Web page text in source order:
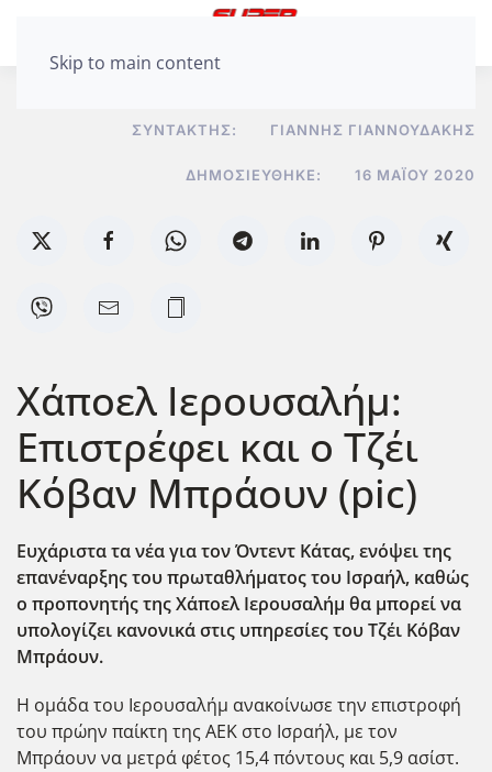
Skip to main content
ΣΥΝΤΆΚΤΗΣ: ΓΙΆΝΝΗΣ ΓΙΑΝΝΟΥΔΆΚΗΣ
ΔΗΜΟΣΙΕΎΘΗΚΕ: 16 ΜΑΪ́ΟΥ 2020
Χάποελ Ιερουσαλήμ:
Επιστρέφει και ο Τζέι
Κόβαν Μπράουν (pic)
Ευχάριστα τα νέα για τον Όντεντ Κάτας, ενόψει της
επανέναρξης του πρωταθλήματος του Ισραήλ, καθώς
ο προπονητής της Χάποελ Ιερουσαλήμ θα μπορεί να
υπολογίζει κανονικά στις υπηρεσίες του Τζέι Κόβαν
Μπράουν.
Η ομάδα του Ιερουσαλήμ ανακοίνωσε την επιστροφή
του πρώην παίκτη της ΑΕΚ στο Ισραήλ, με τον
Μπράουν να μετρά φέτος 15,4 πόντους και 5,9 ασίστ.